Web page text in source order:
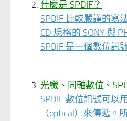
什麼是 SPDIF？
SPDIF 比較嚴謹的寫
CD 規格的 SONY 與
SPDIF 是一個數位訊
光纖、同軸數位、
SPDIF 數位訊號可以
（optical）來傳遞